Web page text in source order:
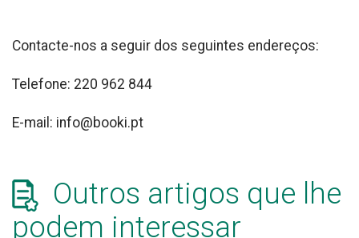
Contacte-nos a seguir dos seguintes endereços:
Telefone: 220 962 844
E-mail: info@booki.pt
Outros artigos que lhe
podem interessar